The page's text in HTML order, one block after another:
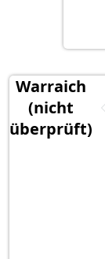
Warraich
(nicht
überprüft)